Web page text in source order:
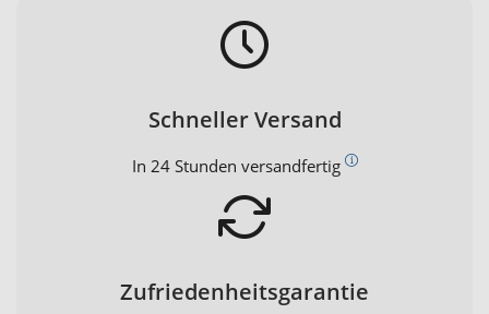
Schneller Versand
In 24 Stunden versandfertig
Zufriedenheitsgarantie